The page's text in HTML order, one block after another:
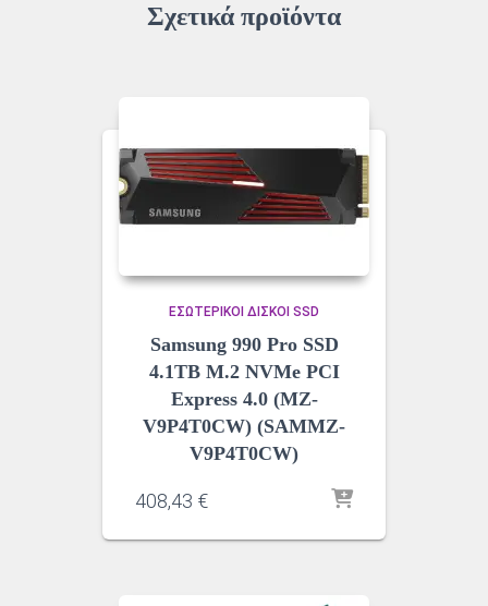
Σχετικά προϊόντα
ΕΣΩΤΕΡΙΚΟΊ ΔΊΣΚΟΙ SSD
Samsung 990 Pro SSD
4.1TB M.2 NVMe PCI
Express 4.0 (MZ-
V9P4T0CW) (SAMMZ-
V9P4T0CW)
408,43 €